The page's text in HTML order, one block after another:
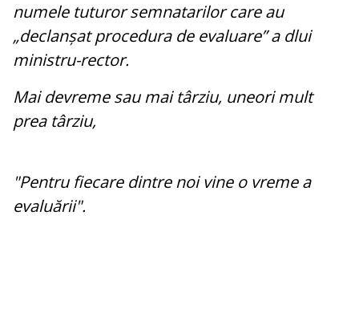
numele tuturor semnatarilor care au
„declanșat procedura de evaluare” a dlui
ministru-rector.
Mai devreme sau mai târziu, uneori mult
prea târziu,
"Pentru fiecare dintre noi vine o vreme a
evaluării".